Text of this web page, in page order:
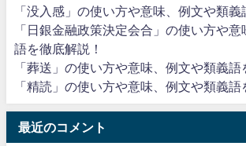
「没入感」の使い方や意味、例文や類義
「日銀金融政策決定会合」の使い方や
語を徹底解説！
「葬送」の使い方や意味、例文や類義語
「精読」の使い方や意味、例文や類義語
最近のコメント